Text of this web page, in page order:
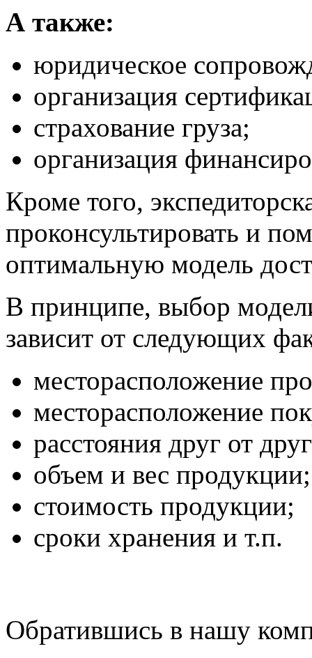
А также:
юридическое
организация
страхование груза;
организация
Кроме того,
проконсультировать и
оптимальную модель
В принципе, выбор
зависит от следующих
месторасположение
месторасположение
расстояния друг от
объем и вес продукции;
стоимость продукции;
сроки хранения и т.п.
Обратившись в нашу